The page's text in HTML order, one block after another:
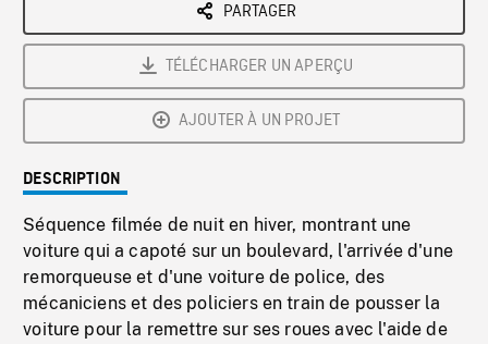
PARTAGER
TÉLÉCHARGER UN APERÇU
AJOUTER À UN PROJET
DESCRIPTION
Séquence filmée de nuit en hiver, montrant une
voiture qui a capoté sur un boulevard, l'arrivée d'une
remorqueuse et d'une voiture de police, des
mécaniciens et des policiers en train de pousser la
voiture pour la remettre sur ses roues avec l'aide de